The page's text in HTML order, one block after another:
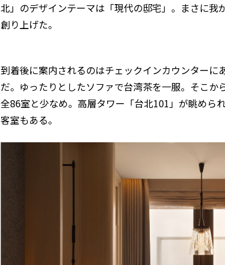
北」のデザインテーマは「現代の邸宅」。まさに我
創り上げた。
到着後に案内されるのはチェックインカウンターに
だ。ゆったりとしたソファで台湾茶を一服。そこか
全86室と少なめ。高層タワー「台北101」が眺めら
客室もある。